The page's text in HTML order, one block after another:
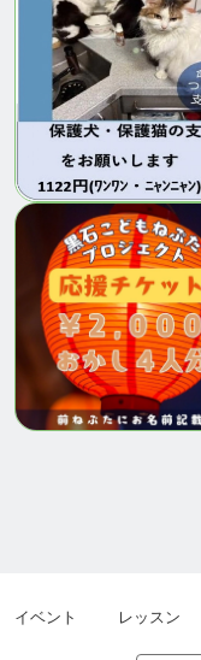
イベント レッスン